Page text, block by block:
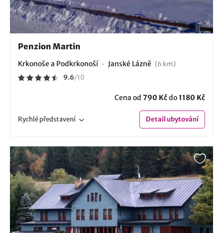
Penzion Martin
Krkonoše a Podkrkonoší Janské Lázně (6 km)
9.6/10
Cena od 790 Kčdo1180 Kč
Rychlépředstavení Detailubytování